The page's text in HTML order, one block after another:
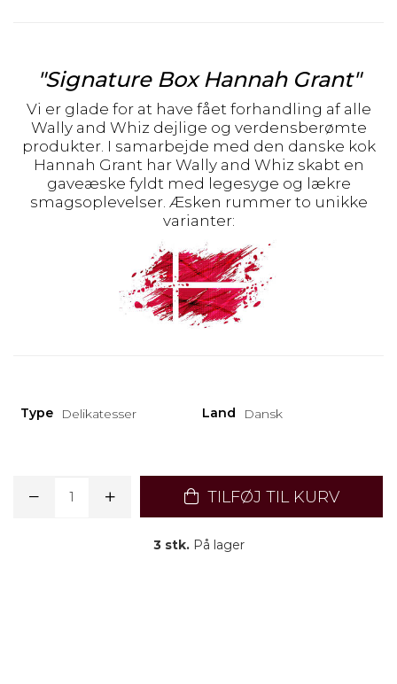
"Signature Box Hannah Grant"
Vi er glade for at have fået forhandling af alle
Wally and Whiz dejlige og verdensberømte
produkter. I samarbejde med den danske kok
Hannah Grant har Wally and Whiz skabt en
gaveæske fyldt med legesyge og lækre
smagsoplevelser. Æsken rummer to unikke
varianter:
Type Delikatesser Land Dansk
TILFØJ TIL KURV
3 stk.På lager